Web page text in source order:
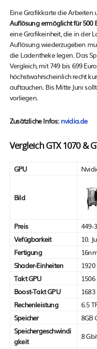
Eine Grafikkarte die Arbeiten
Auflösung ermöglicht für 500
eine Grafikeinheit, die in der
Auflösung wiederzugeben
die Ladentheke legen. Das
Vergleich, mit 749 bis 699
höchstwahrscheinlich recht
auftauchen. Bis Mitte Juni
vorliegen.
Zusätzliche Infos: nvidia.de
Vergleich GTX 1070 &
GPU
Bild
Preis 449-
Vefügbarkeit
10.
Fertigung
Shader-Einheiten
1920
Takt GPU
1506
Boost-Takt GPU
1683
Rechenleistung
6.5
Speicher
8GB
Speichergeschwindi
gkeit
8